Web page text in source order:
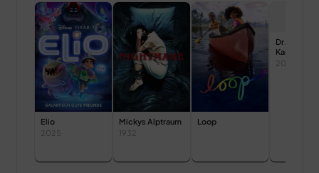
Elio
2025
Mickys Alptraum
1932
Loop
Dr. Doogie
Kameāloha
2021